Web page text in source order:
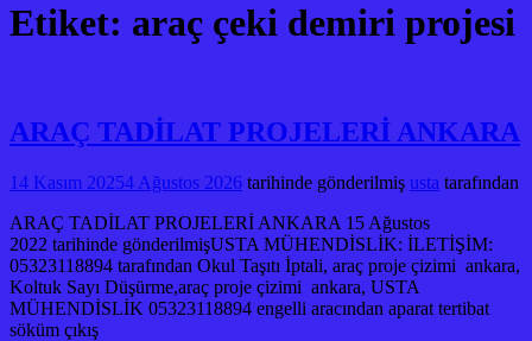
Etiket: araç çeki demiri projesi
ARAÇ TADİLAT PROJELERİ ANKARA
14 Kasım 20254 Ağustos 2026 tarihinde gönderilmiş usta tarafından
ARAÇ TADİLAT PROJELERİ ANKARA 15 Ağustos
2022 tarihinde gönderilmişUSTA MÜHENDİSLİK: İLETİŞİM:
05323118894 tarafından Okul Taşıtı İptali, araç proje çizimi ankara,
Koltuk Sayı Düşürme,araç proje çizimi ankara, USTA
MÜHENDİSLİK 05323118894 engelli aracından aparat tertibat
söküm çıkış